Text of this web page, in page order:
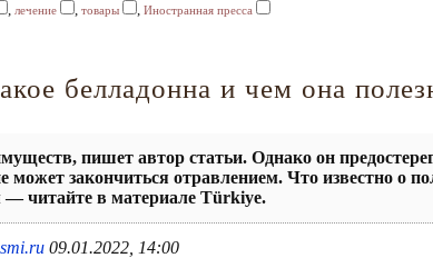
, лечение , товары , Иностранная пресса
белладонна и чем она
пишет автор статьи. Однако он
может закончиться отравлением. Что известно о
читайте в материале Türkiye.
09.01.2022, 14:00